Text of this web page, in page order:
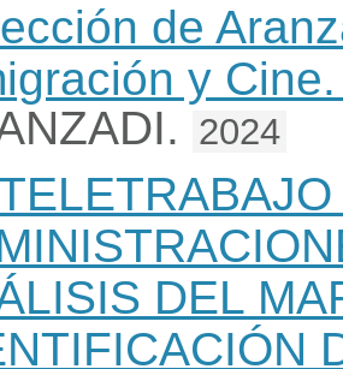
de
y
2024
DEL